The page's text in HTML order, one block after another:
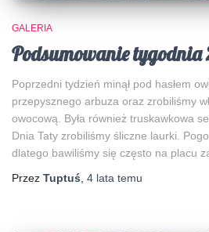
GALERIA
Podsumowanie
Poprzedni tydzień minął pod hasłem
przepysznego arbuza oraz zrobiliśmy
owocową. Była również truskawkowa
Dnia Taty zrobiliśmy śliczne laurki.
dlatego bawiliśmy się często na placu
Przez Tuptuś, 4 lata temu